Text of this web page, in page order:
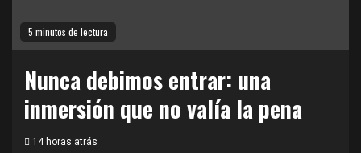
5 minutos de lectura
Nunca debimos entrar: una
inmersión que no valía la pena
14 horas atrás